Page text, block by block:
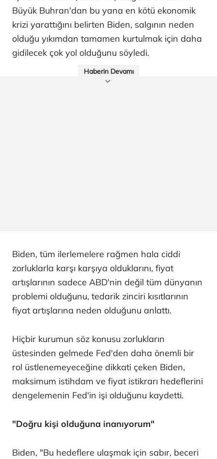
Büyük Buhran'dan bu yana en kötü ekonomik
krizi yarattığını belirten Biden, salgının neden
olduğu yıkımdan tamamen kurtulmak için daha
gidilecek çok yol olduğunu söyledi.
Haberin Devamı
Biden, tüm ilerlemelere rağmen hala ciddi
zorluklarla karşı karşıya olduklarını, fiyat
artışlarının sadece ABD'nin değil tüm dünyanın
problemi olduğunu, tedarik zinciri kısıtlarının
fiyat artışlarına neden olduğunu anlattı.
Hiçbir kurumun söz konusu zorlukların
üstesinden gelmede Fed'den daha önemli bir
rol üstlenemeyeceğine dikkati çeken Biden,
maksimum istihdam ve fiyat istikrarı hedeflerini
dengelemenin Fed'in işi olduğunu kaydetti.
"Doğru kişi olduğuna inanıyorum"
Biden, "Bu hedeflere ulaşmak için sabır, beceri